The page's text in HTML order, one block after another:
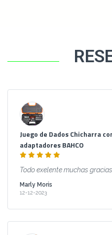
Juego de Dados Chicharra
adaptadores BAHCO
Todo exelente muchas gracias
Marly Moris
12-12-2023